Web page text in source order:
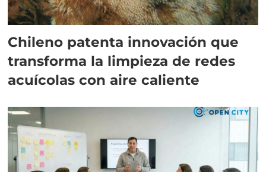
Chileno patenta innovación que
transforma la limpieza de redes
acuícolas con aire caliente